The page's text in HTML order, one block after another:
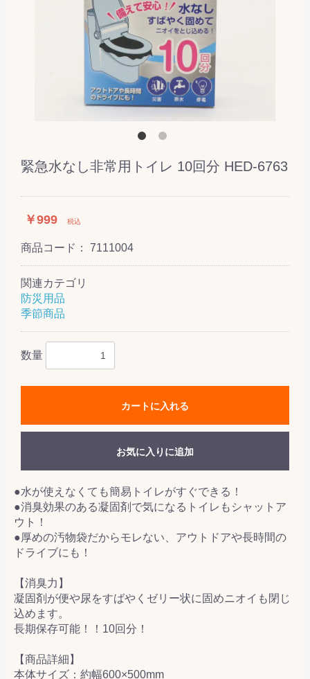
緊急水なし非常用トイレ 10回分 HED-6763
￥999 税込
商品コード： 7111004
関連カテゴリ
防災用品
季節商品
数量
カートに入れる
お気に入りに追加
●水が使えなくても簡易トイレがすぐできる！
●消臭効果のある凝固剤で気になるトイレもシャットア
ウト！
●厚めの汚物袋だからモレない、アウトドアや長時間の
ドライブにも！
【消臭力】
凝固剤が便や尿をすばやくゼリー状に固めニオイも閉じ
込めます。
長期保存可能！！10回分！
【商品詳細】
本体サイズ：約幅600×500mm